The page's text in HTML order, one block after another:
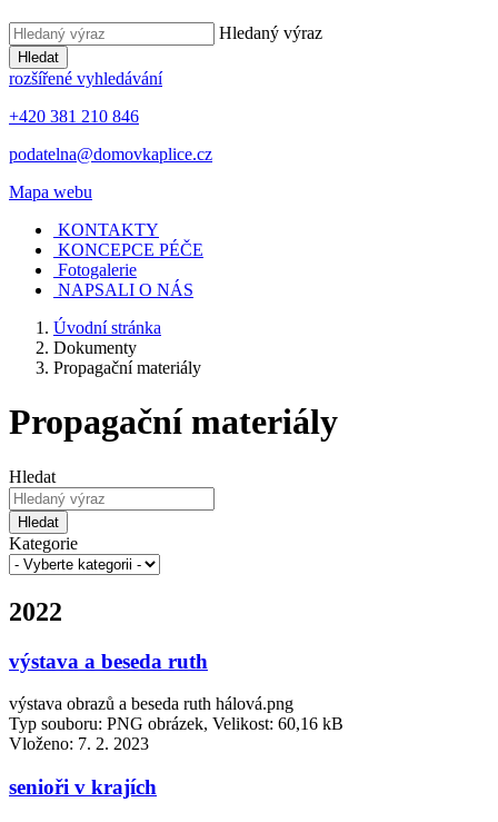
Hledaný výraz
Hledat
rozšířené vyhledávání
+420 381 210 846
podatelna@domovkaplice.cz
Mapa webu
KONTAKTY
KONCEPCE PÉČE
Fotogalerie
NAPSALI O NÁS
Úvodní stránka
Dokumenty
Propagační materiály
Propagační materiály
Hledat
Hledat
Kategorie
2022
výstava a beseda ruth
výstava obrazů a beseda ruth hálová.png
Typ souboru: PNG obrázek, Velikost: 60,16 kB
Vloženo: 7. 2. 2023
senioři v krajích